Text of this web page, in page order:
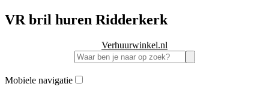
VR bril huren Ridderkerk
Verhuurwinkel.nl
Mobiele navigatie